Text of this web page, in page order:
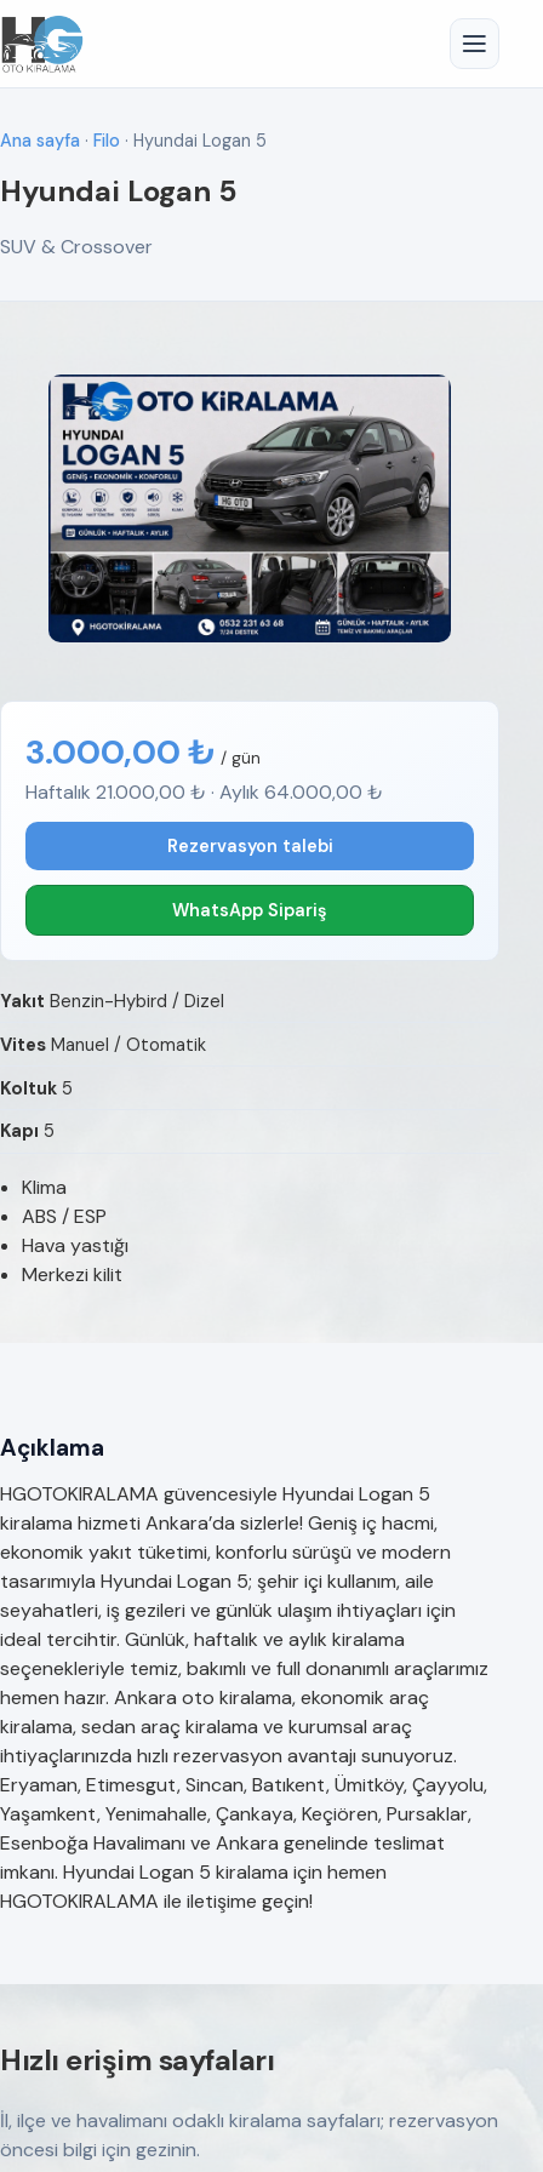
Ana sayfa · Filo · Hyundai Logan 5
Hyundai Logan 5
SUV & Crossover
3.000,00 ₺ / gün
Haftalık 21.000,00 ₺ · Aylık 64.000,00 ₺
Rezervasyon talebi
WhatsApp Sipariş
Yakıt Benzin-Hybird / Dizel
Vites Manuel / Otomatik
Koltuk 5
Kapı 5
Klima
ABS / ESP
Hava yastığı
Merkezi kilit
Açıklama
HGOTOKIRALAMA güvencesiyle Hyundai Logan 5
kiralama hizmeti Ankara’da sizlerle! Geniş iç hacmi,
ekonomik yakıt tüketimi, konforlu sürüşü ve modern
tasarımıyla Hyundai Logan 5; şehir içi kullanım, aile
seyahatleri, iş gezileri ve günlük ulaşım ihtiyaçları için
ideal tercihtir. Günlük, haftalık ve aylık kiralama
seçenekleriyle temiz, bakımlı ve full donanımlı araçlarımız
hemen hazır. Ankara oto kiralama, ekonomik araç
kiralama, sedan araç kiralama ve kurumsal araç
ihtiyaçlarınızda hızlı rezervasyon avantajı sunuyoruz.
Eryaman, Etimesgut, Sincan, Batıkent, Ümitköy, Çayyolu,
Yaşamkent, Yenimahalle, Çankaya, Keçiören, Pursaklar,
Esenboğa Havalimanı ve Ankara genelinde teslimat
imkanı. Hyundai Logan 5 kiralama için hemen
HGOTOKIRALAMA ile iletişime geçin!
Hızlı erişim sayfaları
İl, ilçe ve havalimanı odaklı kiralama sayfaları; rezervasyon
öncesi bilgi için gezinin.